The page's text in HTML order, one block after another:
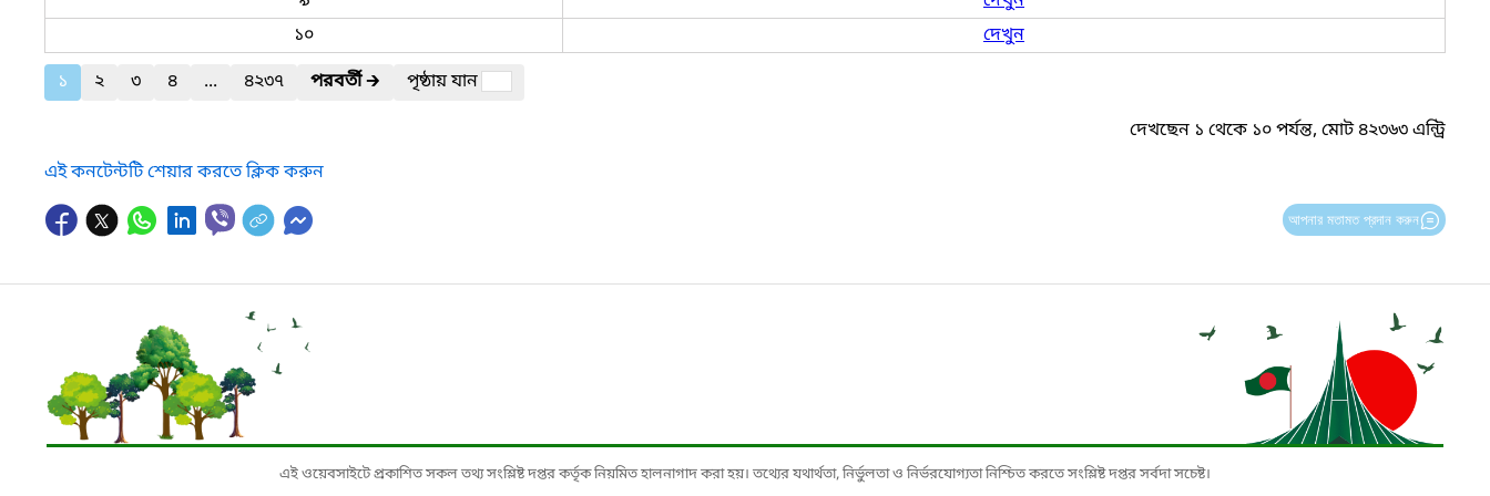
১০
দেখুন
১
২ ৩ ৪ ... ৪২৩৭ পরবর্তী🡲
পৃষ্ঠায় যান
দেখছেন ১ থেকে ১০ পর্যন্ত, মোট ৪২৩৬৩ এন্ট্রি
এই কনটেন্টটি শেয়ার করতে ক্লিক করুন
আপনার মতামত প্রদান করুন
এই ওয়েবসাইটে প্রকাশিত সকল তথ্য সংশ্লিষ্ট দপ্তর কর্তৃক নিয়মিত হালনাগাদ করা হয়। তথ্যের যথার্থতা, নির্ভুলতা ও নির্ভরযোগ্যতা নিশ্চিত করতে সংশ্লিষ্ট দপ্তর সর্বদা সচেষ্ট।